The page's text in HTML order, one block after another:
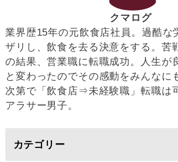
クマログ
業界歴15年の元飲食店社員。過酷な
ザリし、飲食を去る決意をする。苦
の結果、営業職に転職成功。人生が
と変わったのでその感動をみんなに
次第で「飲食店⇒未経験職」転職は
アラサー男子。
カテゴリー